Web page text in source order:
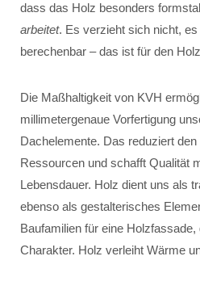
dass das Holz besonders
arbeitet. Es verzieht sich nicht,
berechenbar – das ist für den
Die Maßhaltigkeit von KVH
millimetergenaue Vorfertigung
Dachelemente. Das reduziert
Ressourcen und schafft Qualität
Lebensdauer. Holz dient uns als
ebenso als gestalterisches
Baufamilien für eine
Charakter. Holz verleiht Wärme